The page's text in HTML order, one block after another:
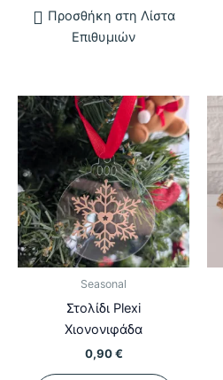
έχει
επιλογές
μπορούν
να
επιλεγούν
στη
σελίδα
του
προϊόντος
Προσθήκη στη Λίστα
Επιθυμιών
Seasonal
Στολίδι Plexi
Χιονονιφάδα
0,90€